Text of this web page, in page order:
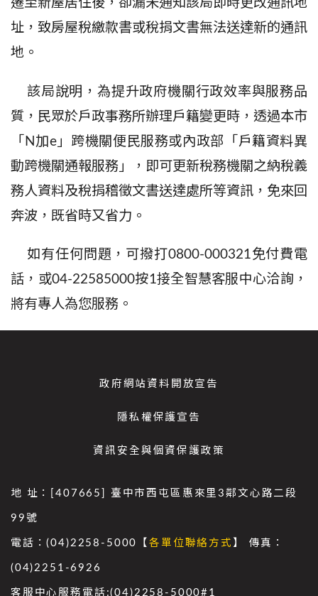
遷至新屋居住後，卻漏未通知該局即時更改通訊地
址，致房屋稅繳款書或稅捐文書無法送達新的通訊
地。
該局說明 ，為提升政府機關行政效率與服務品
質，民眾於戶政事務所辦理戶籍變更時，透過本市
「 N 加 e」跨機關便民服務或內政部「戶籍資料異
動跨機關通報服務」，即可更新稅務機關之納稅義
務人資料及稅捐稽徵文書送達處所等資訊，免來回
奔波，既省時又省力。
如有任何問題，可撥打 0800-000321免付費電
話，或04-22585000按1接全智慧客服中心洽詢，
將有專人為您服務。
政府網站資料開放宣告
隱私權保護宣告
資訊安全與個資保護政策
地 址：[407665] 臺中市西屯區惠來里3鄰文心路二段
99號
電話：(04)2258-5000【各單位聯絡方式 】 傳真：
(04)2251-6926
客服中心服務電話:(04)2258-5000#1